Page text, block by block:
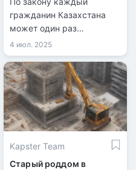
гражданин Казахстана
может один раз
бесплатно получить
участок в 10 соток под
строительство.
4 июл. 2025
Kapster Team
Старый роддом в